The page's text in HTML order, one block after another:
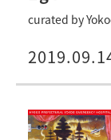
curated by